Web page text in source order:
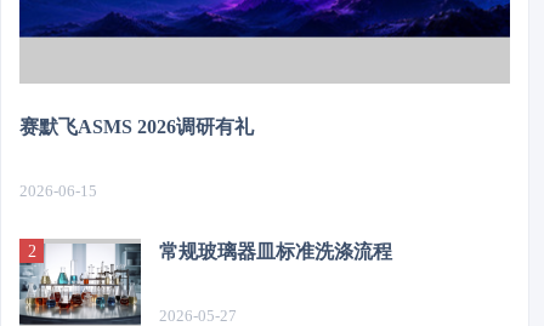
赛默飞ASMS 2026调研有礼
2026-06-15
常规玻璃器皿标准洗涤流程
2026-05-27